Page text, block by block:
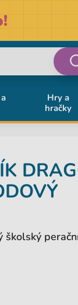
Hry a
hračky
školský